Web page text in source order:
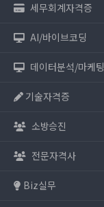
세무회계자격증
AI/바이브코딩
데이터분석/마케팅
기술자격증
소방승진
전문자격사
Biz실무